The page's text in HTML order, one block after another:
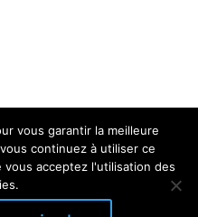
parCeryom
vous garantir la meilleure
continuez à utiliser ce
acceptez l'utilisation des